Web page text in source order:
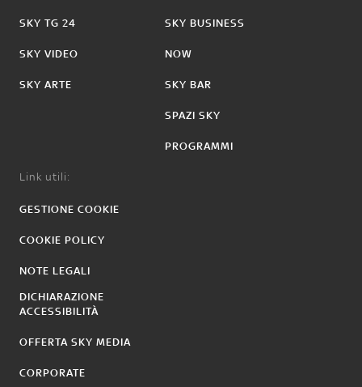
SKY TG 24
SKY VIDEO
SKY ARTE
SKY BUSINESS
NOW
SKY BAR
SPAZI SKY
PROGRAMMI
Link utili:
GESTIONE COOKIE
COOKIE POLICY
NOTE LEGALI
DICHIARAZIONE
ACCESSIBILITÀ
OFFERTA SKY MEDIA
CORPORATE